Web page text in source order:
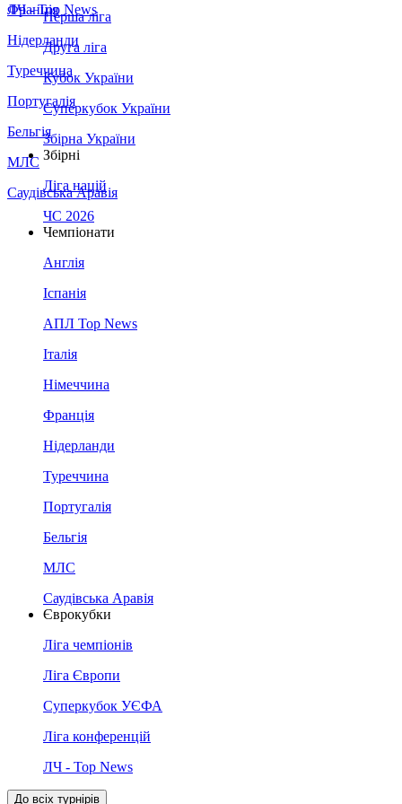
Франція
Нідерланди
Туреччина
Португалія
Бельгія
МЛС
Саудівська Аравія
ЛЧ - Top News
Перша ліга
Друга ліга
Кубок України
Суперкубок України
Збірна України
Збірні
Ліга націй
ЧС 2026
Чемпіонати
Англія
Іспанія
АПЛ Top News
Італія
Німеччина
Франція
Нідерланди
Туреччина
Португалія
Бельгія
МЛС
Саудівська Аравія
Єврокубки
Ліга чемпіонів
Ліга Європи
Суперкубок УЄФА
Ліга конференцій
ЛЧ - Top News
До всіх турнірів